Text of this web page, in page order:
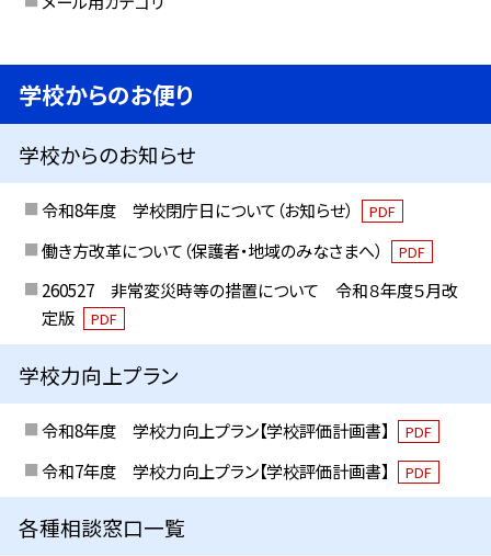
学校からのお便り
学校からのお知らせ
令和8年度 学校閉庁日について（お知らせ） PDF
働き方改革について（保護者・地域のみなさまへ） PDF
260527 非常変災時等の措置について 令和８年度５月改
定版
PDF
学校力向上プラン
令和8年度 学校力向上プラン【学校評価計画書】 PDF
令和7年度 学校力向上プラン【学校評価計画書】 PDF
各種相談窓口一覧